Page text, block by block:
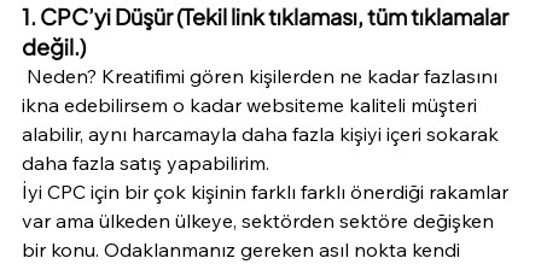
1. CPC’yi Düşür (Tekil link tıklaması, tüm tıklamalar
değil.)
Neden? Kreatifimi gören kişilerden ne kadar fazlasını
ikna edebilirsem o kadar websiteme kaliteli müşteri
alabilir, aynı harcamayla daha fazla kişiyi içeri sokarak
daha fazla satış yapabilirim.
İyi CPC için bir çok kişinin farklı farklı önerdiği rakamlar
var ama ülkeden ülkeye, sektörden sektöre değişken
bir konu. Odaklanmanız gereken asıl nokta kendi